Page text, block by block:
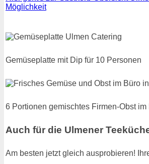
Möglichkeit
Gemüseplatte mit Dip für 10 Personen
6 Portionen gemischtes Firmen-Obst im
Auch für die Ulmener
Am besten jetzt gleich ausprobieren!